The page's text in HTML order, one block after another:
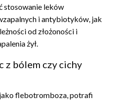
stosowanie leków
i antybiotyków, jak
od złożoności i
żył.
z bólem czy cichy
jako flebotromboza, potrafi